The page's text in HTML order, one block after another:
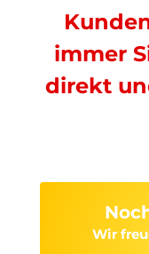
immer
direkt
Wir